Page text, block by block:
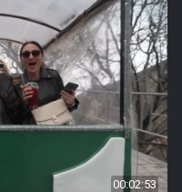
00:02:53